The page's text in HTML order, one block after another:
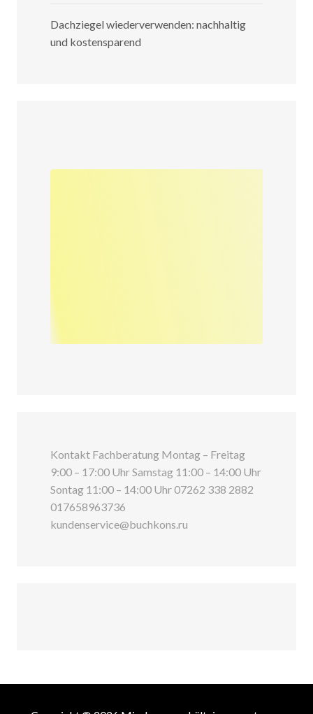
Dachziegel wiederverwenden: nachhaltig
und kostensparend
Kontakt Fachberatung Montag – Freitag
9:00 – 17:00 Uhr Samstag 11:00 – 14:00 Uhr
Sontag 11:00 – 14:00 Uhr 07262 338 2882
017658963736
kundenservice@buchkons.ru